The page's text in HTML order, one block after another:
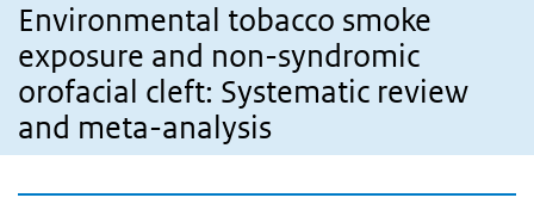
Environmental tobacco smoke
exposure and non-syndromic
orofacial cleft: Systematic review
and meta-analysis